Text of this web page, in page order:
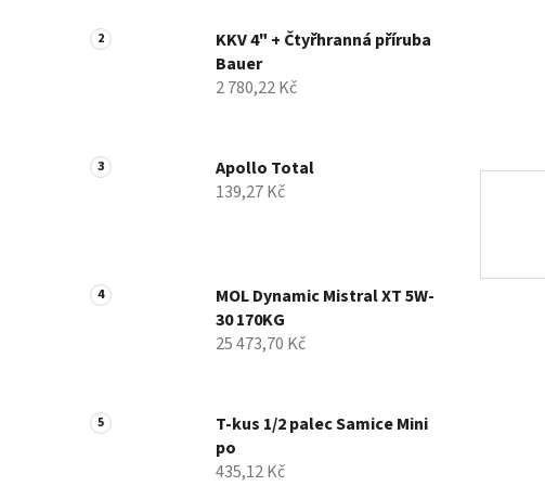
n
n
e
KKV 4" + Čtyřhranná příruba
Bauer
2 780,22 Kč
Apollo Total
139,27 Kč
MOL Dynamic Mistral XT 5W-
30 170KG
25 473,70 Kč
T-kus 1/2 palec Samice Mini
po
435,12 Kč